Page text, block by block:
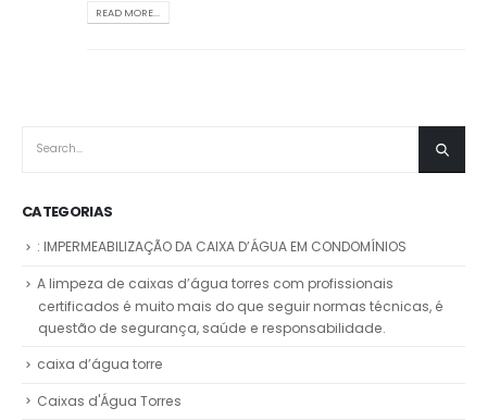
READ MORE...
CATEGORIAS
: IMPERMEABILIZAÇÃO DA CAIXA D’ÁGUA EM CONDOMÍNIOS
A limpeza de caixas d’água torres com profissionais
certificados é muito mais do que seguir normas técnicas, é
questão de segurança, saúde e responsabilidade.
caixa d’água torre
Caixas d'Água Torres